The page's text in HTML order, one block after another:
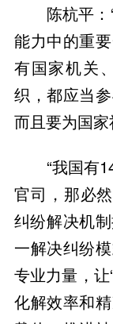
陈杭平
能力中的重
有国家机关
织，都应当
而且要为国
“我国有
官司，那必
纠纷解决机
一解决纠纷
专业力量，让
化解效率和